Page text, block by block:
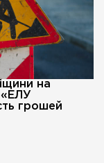
на
«ЕЛУ
грошей